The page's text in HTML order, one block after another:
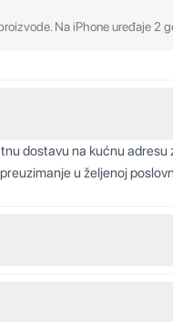
Na iPhone uređaje 2
dostavu na kućnu adresu
u željenoj